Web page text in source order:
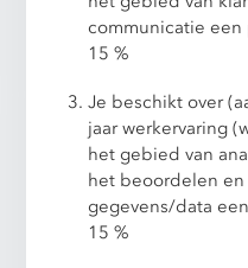
communicatie een
15 %
Je beschikt over
jaar werkervaring
het gebied van
het beoordelen en
gegevens/data
15 %